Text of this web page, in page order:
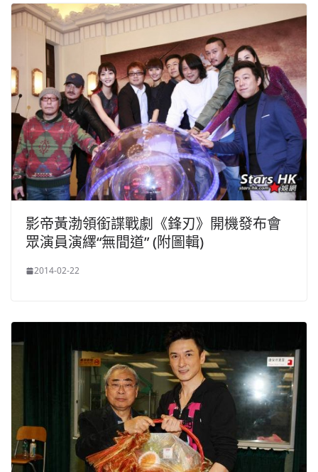
影帝黃渤領銜諜戰劇《鋒刃》開機發布會
眾演員演繹“無間道” (附圖輯)
2014-02-22